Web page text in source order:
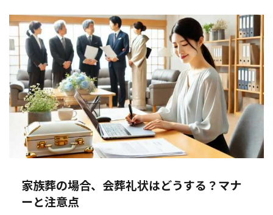
家族葬の場合、会葬礼状はどうする？マナ
ーと注意点